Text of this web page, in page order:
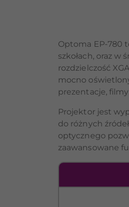
Optoma EP-780
szkołach, oraz
rozdzielczość
mocno
prezentacje,
Projektor jest
do różnych
optycznego
zaawansowane